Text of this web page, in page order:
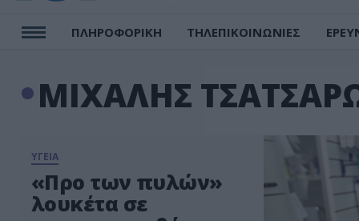
ΠΛΗΡΟΦΟΡΙΚΗ ΤΗΛΕΠΙΚΟΙΝΩΝΙΕΣ
ΜΙΧΑΛΗΣ
ΥΓΕΙΑ
«Προ των πυλών»
λουκέτα σε